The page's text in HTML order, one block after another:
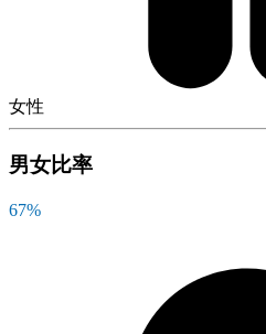
女性
男女比率
67%